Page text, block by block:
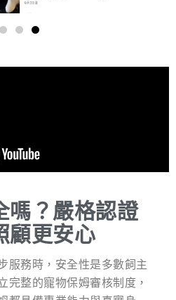
嗎？嚴格認證
顧更安心
服務時，安全性是多數飼主
完整的寵物保姆審核制度，